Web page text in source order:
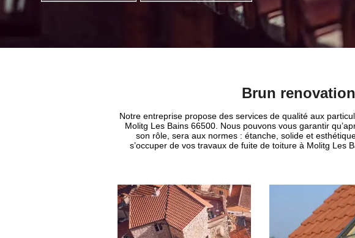
Brun
Notre entreprise propose des services de qualité aux
Molitg Les Bains 66500. Nous pouvons vous garantir
son rôle, sera aux normes : étanche, solide et
s’occuper de vos travaux de fuite de toiture à Molitg Les